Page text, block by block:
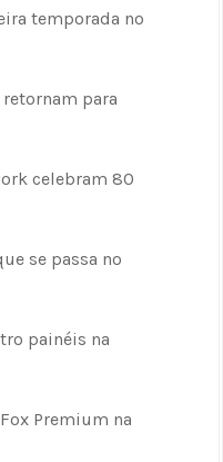
temporada no
retornam para
celebram 80
se passa no
painéis na
Premium na